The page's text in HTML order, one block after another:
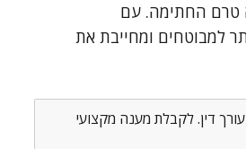
טרם החתימה. עם
למבוטחים ומחייבת את
דין. לקבלת מענה מקצועי